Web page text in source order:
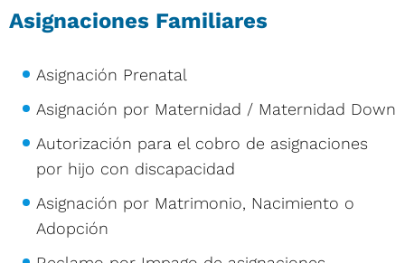
Asignaciones Familiares
Asignación Prenatal
Asignación por Maternidad / Maternidad Down
Autorización para el cobro de asignaciones
por hijo con discapacidad
Asignación por Matrimonio, Nacimiento o
Adopción